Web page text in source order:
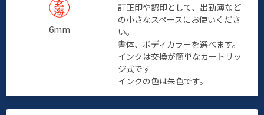
6mm
訂正印や認印として、出勤簿など
の小さなスペースにお使いくださ
い。
書体、ボディカラーを選べます。
インクは交換が簡単なカートリッ
ジ式です
インクの色は朱色です。